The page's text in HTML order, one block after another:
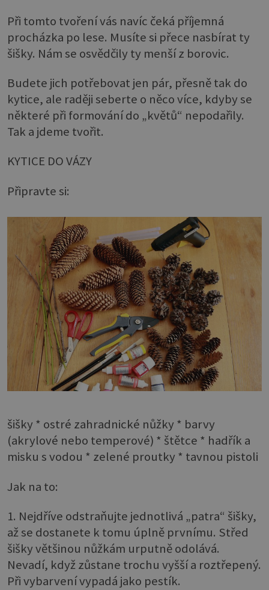
Při tomto tvoření vás navíc čeká příjemná
procházka po lese. Musíte si přece nasbírat ty
šišky. Nám se osvědčily ty menší z borovic.
Budete jich potřebovat jen pár, přesně tak do
kytice, ale raději seberte o něco více, kdyby se
některé při formování do „květů“ nepodařily.
Tak a jdeme tvořit.
KYTICE DO VÁZY
Připravte si:
šišky * ostré zahradnické nůžky * barvy
(akrylové nebo temperové) * štětce * hadřík a
misku s vodou * zelené proutky * tavnou pistoli
Jak na to:
1. Nejdříve odstraňujte jednotlivá „patra“ šišky,
až se dostanete k tomu úplně prvnímu. Střed
šišky většinou nůžkám urputně odolává.
Nevadí, když zůstane trochu vyšší a roztřepený.
Při vybarvení vypadá jako pestík.